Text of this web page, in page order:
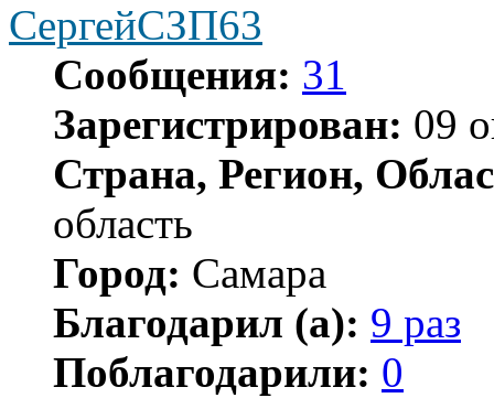
СергейСЗП63
Сообщения: 31
Зарегистрирован: 09
Страна, Регион,
область
Город: Самара
Благодарил (а): 9 раз
Поблагодарили: 0